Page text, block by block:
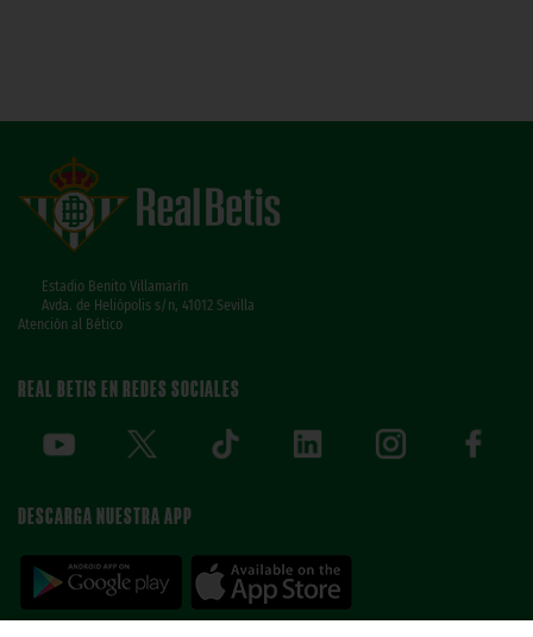
Estadio Benito Villamarín
Avda. de Heliópolis s/n, 41012 Sevilla
Atención al Bético
REAL BETIS EN REDES SOCIALES
DESCARGA NUESTRA APP